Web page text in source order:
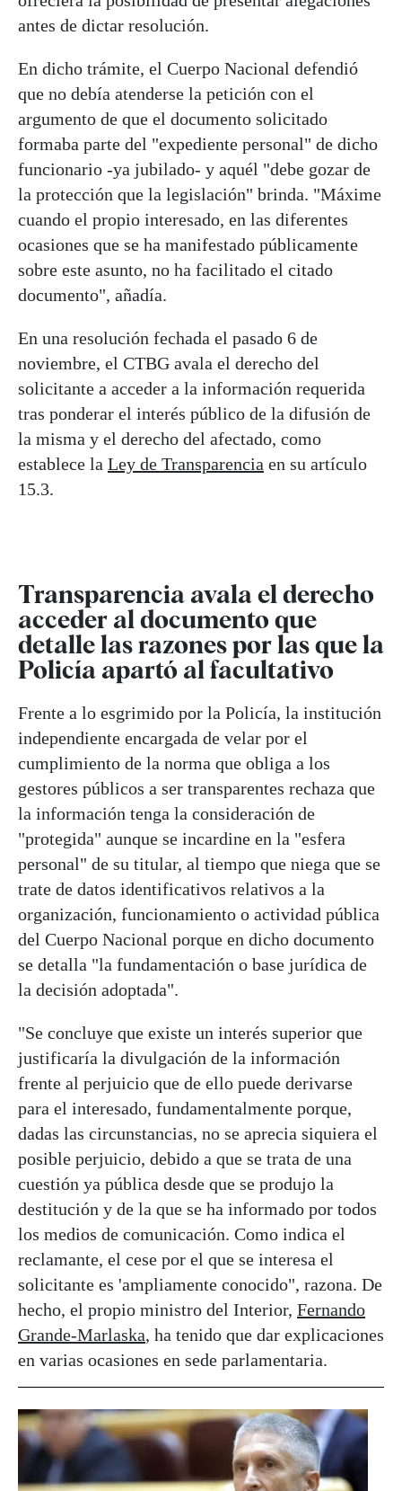
antes de dictar resolución.
En dicho trámite, el Cuerpo Nacional defendió
que no debía atenderse la petición con el
argumento de que el documento solicitado
formaba parte del "expediente personal" de dicho
funcionario -ya jubilado- y aquél "debe gozar de
la protección que la legislación" brinda. "Máxime
cuando el propio interesado, en las diferentes
ocasiones que se ha manifestado públicamente
sobre este asunto, no ha facilitado el citado
documento", añadía.
En una resolución fechada el pasado 6 de
noviembre, el CTBG avala el derecho del
solicitante a acceder a la información requerida
tras ponderar el interés público de la difusión de
la misma y el derecho del afectado, como
establece la Ley de Transparencia en su artículo
15.3.
Transparencia avala el derecho
acceder al documento que
detalle las razones por las que la
Policía apartó al facultativo
Frente a lo esgrimido por la Policía, la institución
independiente encargada de velar por el
cumplimiento de la norma que obliga a los
gestores públicos a ser transparentes rechaza que
la información tenga la consideración de
"protegida" aunque se incardine en la "esfera
personal" de su titular, al tiempo que niega que se
trate de datos identificativos relativos a la
organización, funcionamiento o actividad pública
del Cuerpo Nacional porque en dicho documento
se detalla "la fundamentación o base jurídica de
la decisión adoptada".
"Se concluye que existe un interés superior que
justificaría la divulgación de la información
frente al perjuicio que de ello puede derivarse
para el interesado, fundamentalmente porque,
dadas las circunstancias, no se aprecia siquiera el
posible perjuicio, debido a que se trata de una
cuestión ya pública desde que se produjo la
destitución y de la que se ha informado por todos
los medios de comunicación. Como indica el
reclamante, el cese por el que se interesa el
solicitante es 'ampliamente conocido", razona. De
hecho, el propio ministro del Interior, Fernando
Grande-Marlaska, ha tenido que dar explicaciones
en varias ocasiones en sede parlamentaria.